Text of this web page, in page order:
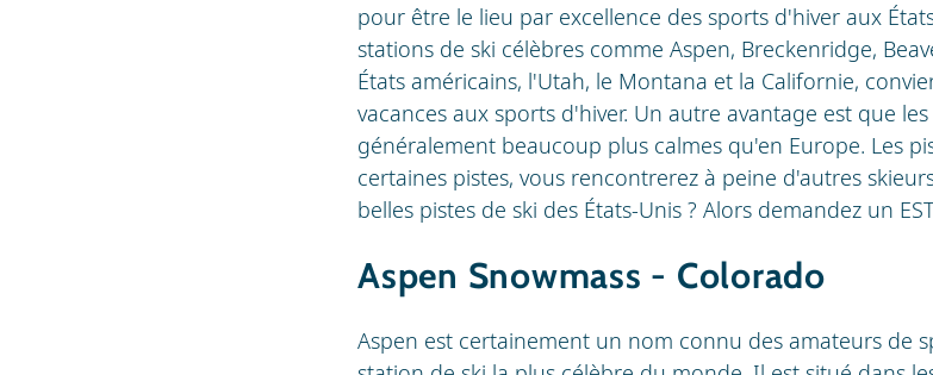
pour être le lieu par excellence des sports d'hiver aux
stations de ski célèbres comme Aspen, Breckenridge,
États américains, l'Utah, le Montana et la Californie,
vacances aux sports d'hiver. Un autre avantage est que
généralement beaucoup plus calmes qu'en Europe. Les
certaines pistes, vous rencontrerez à peine d'autres
belles pistes de ski des États-Unis ? Alors demandez un
Aspen Snowmass - Colorado
Aspen est certainement un nom connu des amateurs de